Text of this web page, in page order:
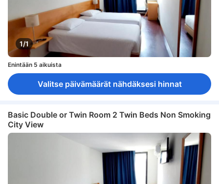
1/1
Enintään 5 aikuista
Valitse päivämäärät nähdäksesi hinnat
Basic Double or Twin Room 2 Twin Beds Non Smoking
City View